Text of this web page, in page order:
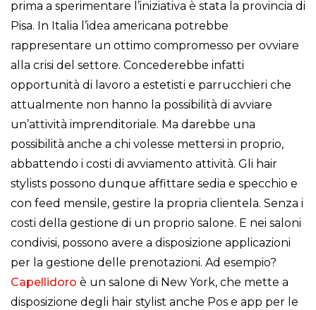
prima a sperimentare l’iniziativa è stata la provincia di
Pisa. In Italia l’idea americana potrebbe
rappresentare un ottimo compromesso per ovviare
alla crisi del settore. Concederebbe infatti
opportunità di lavoro a estetisti e parrucchieri che
attualmente non hanno la possibilità di avviare
un’attività imprenditoriale. Ma darebbe una
possibilità anche a chi volesse mettersi in proprio,
abbattendo i costi di avviamento attività. Gli hair
stylists possono dunque affittare sedia e specchio e
con feed mensile, gestire la propria clientela. Senza i
costi della gestione di un proprio salone. E nei saloni
condivisi, possono avere a disposizione applicazioni
per la gestione delle prenotazioni. Ad esempio?
Capellidoro è un salone di New York, che mette a
disposizione degli hair stylist anche Pos e app per le